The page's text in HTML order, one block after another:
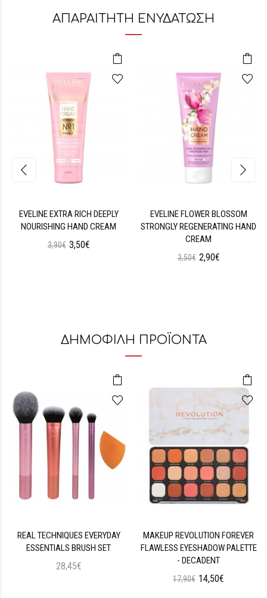
ΑΠΑΡΑΙΤΗΤΗ ΕΝΥΔΑΤΩΣΗ
EVELINE EXTRA RICH DEEPLY
NOURISHING HAND CREAM
3,90€ 3,50€
EVELINE FLOWER BLOSSOM
STRONGLY REGENERATING HAND
CREAM
3,50€ 2,90€
ΔΗΜΟΦΙΛΗ ΠΡΟΪΟΝΤΑ
REAL TECHNIQUES EVERYDAY
ESSENTIALS BRUSH SET
28,45€
MAKEUP REVOLUTION FOREVER
FLAWLESS EYESHADOW PALETTE
- DECADENT
17,90€ 14,50€